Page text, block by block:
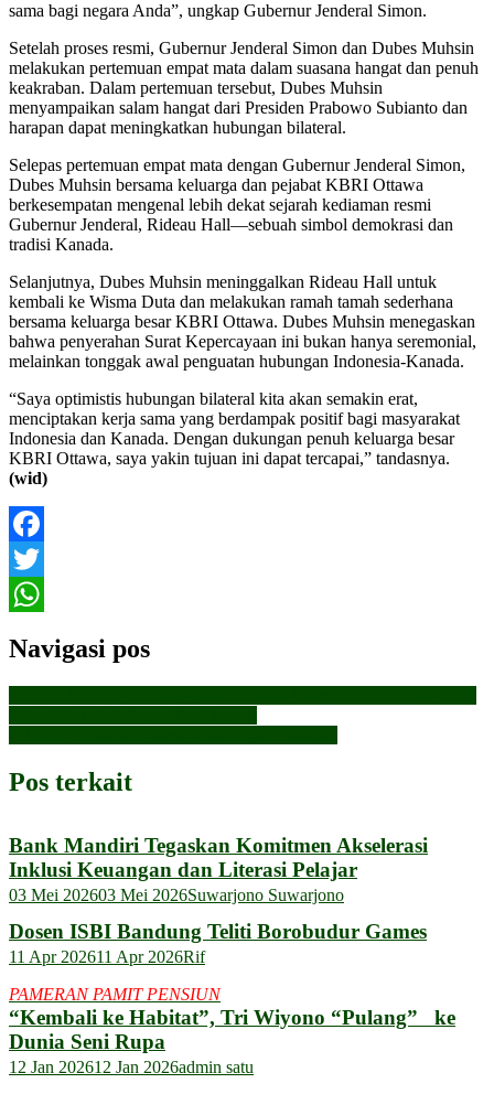
sama bagi negara Anda”, ungkap Gubernur Jenderal Simon.
Setelah proses resmi, Gubernur Jenderal Simon dan Dubes Muhsin
melakukan pertemuan empat mata dalam suasana hangat dan penuh
keakraban. Dalam pertemuan tersebut, Dubes Muhsin
menyampaikan salam hangat dari Presiden Prabowo Subianto dan
harapan dapat meningkatkan hubungan bilateral.
Selepas pertemuan empat mata dengan Gubernur Jenderal Simon,
Dubes Muhsin bersama keluarga dan pejabat KBRI Ottawa
berkesempatan mengenal lebih dekat sejarah kediaman resmi
Gubernur Jenderal, Rideau Hall—sebuah simbol demokrasi dan
tradisi Kanada.
Selanjutnya, Dubes Muhsin meninggalkan Rideau Hall untuk
kembali ke Wisma Duta dan melakukan ramah tamah sederhana
bersama keluarga besar KBRI Ottawa. Dubes Muhsin menegaskan
bahwa penyerahan Surat Kepercayaan ini bukan hanya seremonial,
melainkan tonggak awal penguatan hubungan Indonesia-Kanada.
“Saya optimistis hubungan bilateral kita akan semakin erat,
menciptakan kerja sama yang berdampak positif bagi masyarakat
Indonesia dan Kanada. Dengan dukungan penuh keluarga besar
KBRI Ottawa, saya yakin tujuan ini dapat tercapai,” tandasnya.
(wid)
Facebook
Twitter
Navigasi pos
Pos terkait
Bank Mandiri Tegaskan Komitmen Akselerasi
Inklusi Keuangan dan Literasi Pelajar
03 Mei 202603 Mei 2026Suwarjono Suwarjono
Dosen ISBI Bandung Teliti Borobudur Games
11 Apr 202611 Apr 2026Rif
PAMERAN PAMIT PENSIUN
“Kembali ke Habitat”, Tri Wiyono “Pulang” ke
Dunia Seni Rupa
12 Jan 202612 Jan 2026admin satu